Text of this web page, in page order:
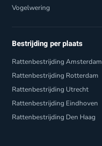
Vogelwering
Bestrijding per plaats
Rattenbestrijding Amsterdam
Rattenbestrijding Rotterdam
Rattenbestrijding Utrecht
Rattenbestrijding Eindhoven
Rattenbestrijding Den Haag